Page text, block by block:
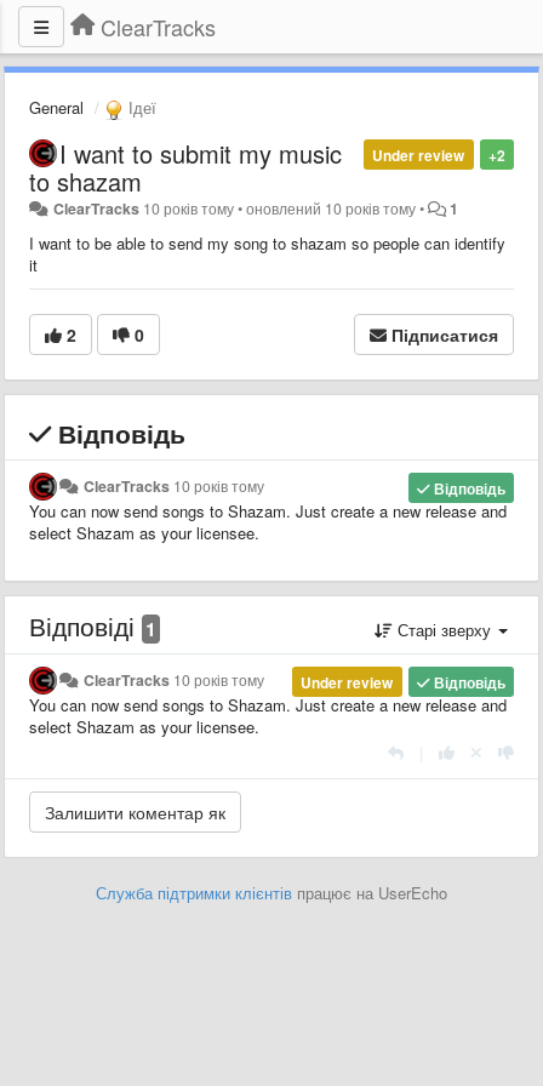
ClearTracks
General Ідеї
+2
Under review
I want to submit my music
to shazam
ClearTracks 10 років тому•оновлений 10 років тому• 1
I want to be able to send my song to shazam so people can identify
it
2 0 Підписатися
Відповідь
Відповідь
ClearTracks 10 років тому
You can now send songs to Shazam. Just create a new release and
select Shazam as your licensee.
Відповіді 1 Старі зверху
Відповідь
Under review
ClearTracks 10 років тому
You can now send songs to Shazam. Just create a new release and
select Shazam as your licensee.
Служба підтримки клієнтів працює на UserEcho